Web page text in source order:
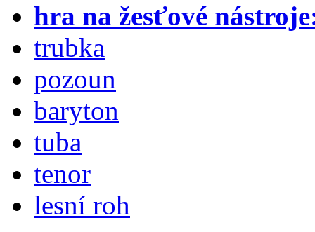
hra na žesťové
trubka
pozoun
baryton
tuba
tenor
lesní roh